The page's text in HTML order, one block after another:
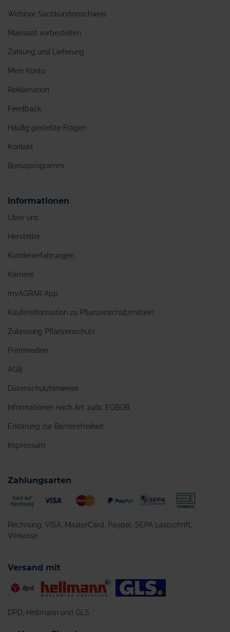
Webinar Sachkundenachweis
Maissaat vorbestellen
Zahlung und Lieferung
Mein Konto
Reklamation
Feedback
Häufig gestellte Fragen
Kontakt
Bonusprogramm
Informationen
Über uns
Hersteller
Kundenerfahrungen
Karriere
myAGRAR App
Käuferinformation zu Pflanzenschutzmitteln
Zulassung Pflanzenschutz
Printmedien
AGB
Datenschutzhinweise
Informationen nach Art. 246c EGBGB
Erklärung zur Barrierefreiheit
Impressum
Zahlungsarten
Rechnung, VISA, MasterCard, Paypal, SEPA Lastschrift,
Vorkasse
Versand mit
DPD, Hellmann und GLS